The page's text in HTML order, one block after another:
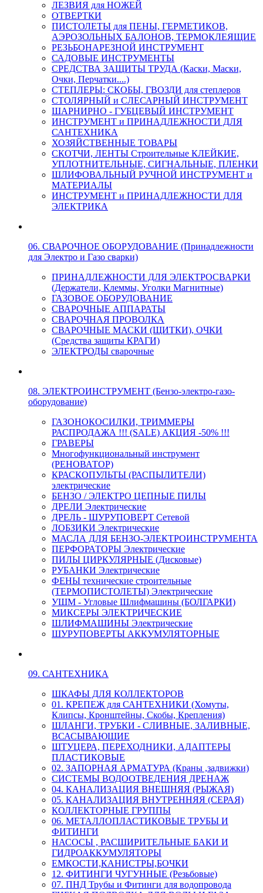
ЛЕЗВИЯ для НОЖЕЙ
ОТВЕРТКИ
ПИСТОЛЕТЫ для ПЕНЫ, ГЕРМЕТИКОВ,
АЭРОЗОЛЬНЫХ БАЛОНОВ, ТЕРМОКЛЕЯЩИЕ
РЕЗЬБОНАРЕЗНОЙ ИНСТРУМЕНТ
САДОВЫЕ ИНСТРУМЕНТЫ
СРЕДСТВА ЗАЩИТЫ ТРУДА (Каски, Маски,
Очки, Перчатки....)
СТЕПЛЕРЫ: СКОБЫ, ГВОЗДИ для степлеров
СТОЛЯРНЫЙ и СЛЕСАРНЫЙ ИНСТРУМЕНТ
ШАРНИРНО - ГУБЦЕВЫЙ ИНСТРУМЕНТ
ИНСТРУМЕНТ и ПРИНАДЛЕЖНОСТИ ДЛЯ
САНТЕХНИКА
ХОЗЯЙСТВЕННЫЕ ТОВАРЫ
СКОТЧИ, ЛЕНТЫ Строительные КЛЕЙКИЕ,
УПЛОТНИТЕЛЬНЫЕ, СИГНАЛЬНЫЕ, ПЛЕНКИ
ШЛИФОВАЛЬНЫЙ РУЧНОЙ ИНСТРУМЕНТ и
МАТЕРИАЛЫ
ИНСТРУМЕНТ и ПРИНАДЛЕЖНОСТИ ДЛЯ
ЭЛЕКТРИКА
06. СВАРОЧНОЕ ОБОРУДОВАНИЕ (Принадлежности
для Электро и Газо сварки)
ПРИНАДЛЕЖНОСТИ ДЛЯ ЭЛЕКТРОСВАРКИ
(Держатели, Клеммы, Уголки Магнитные)
ГАЗОВОЕ ОБОРУДОВАНИЕ
СВАРОЧНЫЕ АППАРАТЫ
СВАРОЧНАЯ ПРОВОЛКА
СВАРОЧНЫЕ МАСКИ (ЩИТКИ), ОЧКИ
(Средства защиты КРАГИ)
ЭЛЕКТРОДЫ сварочные
08. ЭЛЕКТРОИНСТРУМЕНТ (Бензо-электро-газо-
оборудование)
ГАЗОНОКОСИЛКИ, ТРИММЕРЫ
РАСПРОДАЖА !!! (SALE) АКЦИЯ -50% !!!
ГРАВЕРЫ
Многофункциональный инструмент
(РЕНОВАТОР)
КРАСКОПУЛЬТЫ (РАСПЫЛИТЕЛИ)
электрические
БЕНЗО / ЭЛЕКТРО ЦЕПНЫЕ ПИЛЫ
ДРЕЛИ Электрические
ДРЕЛЬ - ШУРУПОВЕРТ Сетевой
ЛОБЗИКИ Электрические
МАСЛА ДЛЯ БЕНЗО-ЭЛЕКТРОИНСТРУМЕНТА
ПЕРФОРАТОРЫ Электрические
ПИЛЫ ЦИРКУЛЯРНЫЕ (Дисковые)
РУБАНКИ Электрические
ФЕНЫ технические строительные
(ТЕРМОПИСТОЛЕТЫ) Электрические
УШМ - Угловые Шлифмашины (БОЛГАРКИ)
МИКСЕРЫ ЭЛЕКТРИЧЕСКИЕ
ШЛИФМАШИНЫ Электрические
ШУРУПОВЕРТЫ АККУМУЛЯТОРНЫЕ
09. САНТЕХНИКА
ШКАФЫ ДЛЯ КОЛЛЕКТОРОВ
01. КРЕПЕЖ для САНТЕХНИКИ (Хомуты,
Клипсы, Кронштейны, Скобы, Крепления)
ШЛАНГИ, ТРУБКИ - СЛИВНЫЕ, ЗАЛИВНЫЕ,
ВСАСЫВАЮЩИЕ
ШТУЦЕРА, ПЕРЕХОДНИКИ, АДАПТЕРЫ
ПЛАСТИКОВЫЕ
02. ЗАПОРНАЯ АРМАТУРА (Краны ,задвижки)
СИСТЕМЫ ВОДООТВЕДЕНИЯ ДРЕНАЖ
04. КАНАЛИЗАЦИЯ ВНЕШНЯЯ (РЫЖАЯ)
05. КАНАЛИЗАЦИЯ ВНУТРЕННЯЯ (СЕРАЯ)
КОЛЛЕКТОРНЫЕ ГРУППЫ
06. МЕТАЛЛОПЛАСТИКОВЫЕ ТРУБЫ И
ФИТИНГИ
НАСОСЫ , РАСШИРИТЕЛЬНЫЕ БАКИ И
ГИДРОАККУМУЛЯТОРЫ
ЕМКОСТИ,КАНИСТРЫ,БОЧКИ
12. ФИТИНГИ ЧУГУННЫЕ (Резьбовые)
07. ПНД Трубы и Фитинги для водопровода